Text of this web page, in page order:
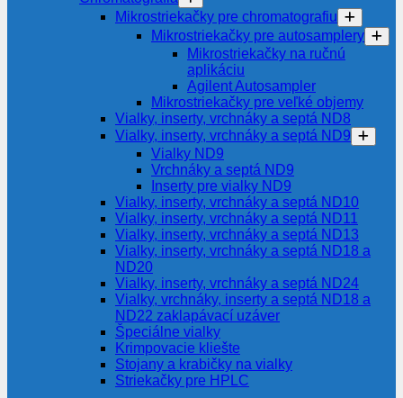
Mikrostriekačky pre chromatografiu
Mikrostriekačky pre autosamplery
Mikrostriekačky na ručnú
aplikáciu
Agilent Autosampler
Mikrostriekačky pre veľké objemy
Vialky, inserty, vrchnáky a septá ND8
Vialky, inserty, vrchnáky a septá ND9
Vialky ND9
Vrchnáky a septá ND9
Inserty pre vialky ND9
Vialky, inserty, vrchnáky a septá ND10
Vialky, inserty, vrchnáky a septá ND11
Vialky, inserty, vrchnáky a septá ND13
Vialky, inserty, vrchnáky a septá ND18 a
ND20
Vialky, inserty, vrchnáky a septá ND24
Vialky, vrchnáky, inserty a septá ND18 a
ND22 zaklapávací uzáver
Špeciálne vialky
Krimpovacie kliešte
Stojany a krabičky na vialky
Striekačky pre HPLC